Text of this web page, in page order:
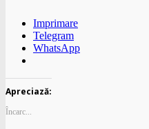
Imprimare
Telegram
WhatsApp
Apreciază:
Încarc...